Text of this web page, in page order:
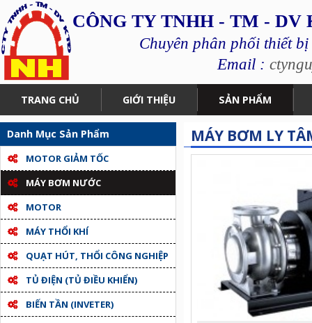
CÔNG TY TNHH - TM -
Chuyên phân phối thiết
Email :
TRANG CHỦ GIỚI THIỆU SẢN PHẨM
Danh Mục Sản Phẩm
MOTOR GIẢM TỐC
MÁY BƠM NƯỚC
MOTOR
MÁY THỔI KHÍ
QUẠT HÚT, THỔI CÔNG NGHIỆP
TỦ ĐIỆN (TỦ ĐIỀU KHIỂN)
BIẾN TẦN (INVETER)
MÁY BƠM LY